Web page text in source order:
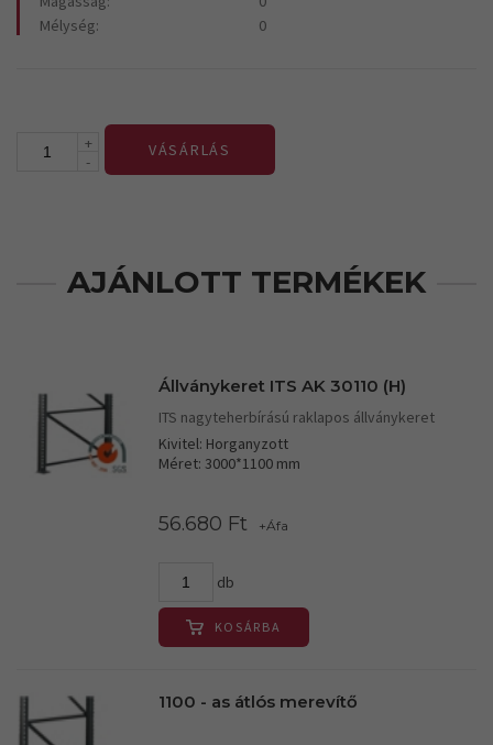
Mélység:
0
+
-
VÁSÁRLÁS
AJÁNLOTT TERMÉKEK
Állványkeret ITS AK 30110 (H)
ITS nagyteherbírású raklapos állványkeret
Kivitel: Horganyzott
Méret: 3000*1100 mm
56.680 Ft +Áfa
db
KOSÁRBA
1100 - as átlós merevítő